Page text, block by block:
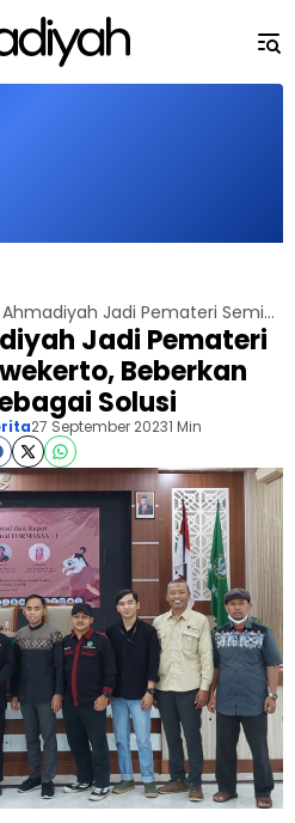
Mubaligh Ahmadiyah Jadi Pemateri Seminar di Purwekerto, Beberkan Literasi Sebagai Solusi
Jadi Pemateri
Beberkan
Solusi
27 September 20231 Min